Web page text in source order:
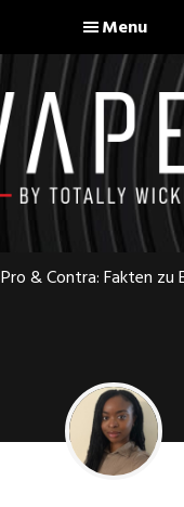
Menu
Pro & Contra: Fakten zu